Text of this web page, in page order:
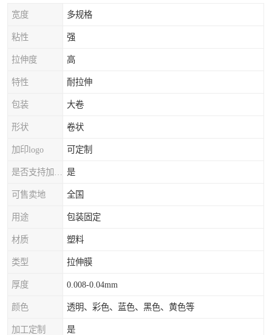
宽度 多规格
粘性 强
拉伸度 高
特性 耐拉伸
包装 大卷
形状 卷状
加印logo 可定制
是
可售卖地 全国
用途 包装固定
材质 塑料
类型 拉伸膜
厚度 0.008-0.04mm
颜色 透明、彩色、蓝色、黑色、黄色等
加工定制 是